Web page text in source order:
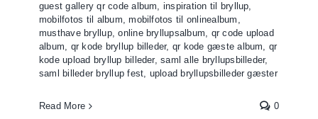
guest gallery qr code album, inspiration til bryllup,
mobilfotos til album,mobilfotos til onlinealbum ,
musthave bryllup,online bryllupsalbum, qr code upload
album, qr kode bryllup billeder, qr kode gæste album, qr
kode upload bryllup billeder,saml alle bryllupsbilleder,
saml billeder bryllup fest, upload bryllupsbilleder gæster
Read More 0